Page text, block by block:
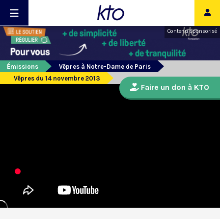
Contenu sponsorisé
Émissions
Vêpres à Notre-Dame de Paris
Vêpres du 14 novembre 2013
Faire un don à KTO